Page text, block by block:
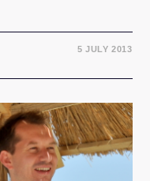
5 JULY 2013